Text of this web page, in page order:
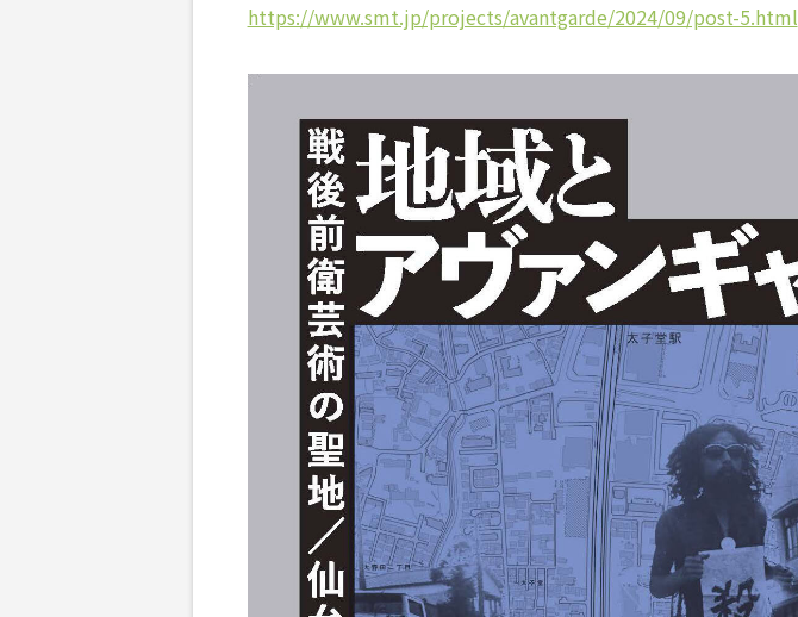
https://www.smt.jp/projects/avantgarde/2024/09/post-5.html